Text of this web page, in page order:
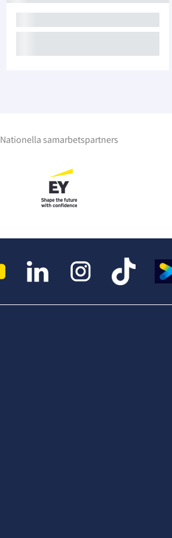
Nationella samarbetspartners